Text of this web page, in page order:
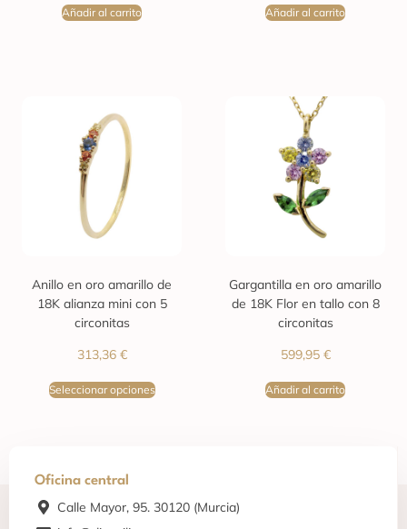
Añadir al carrito Añadir al carrito
Anillo en oro amarillo de
18K alianza mini con 5
circonitas
313,36 €
Seleccionar opciones
Gargantilla en oro amarillo
de 18K Flor en tallo con 8
circonitas
599,95 €
Añadir al carrito
Oficina central
Calle Mayor, 95. 30120 (Murcia)